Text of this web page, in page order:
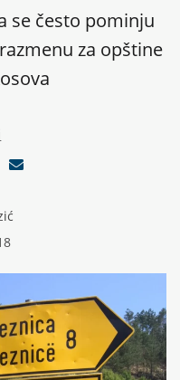
se često pominju
za opštine